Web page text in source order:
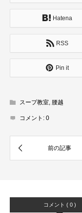
Hatena
RSS
Pin it
スープ教室, 腰越
コメント: 0
コメント ( 0 )